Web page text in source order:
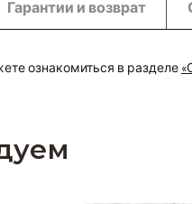
Гарантии и возврат
ознакомиться в разделе